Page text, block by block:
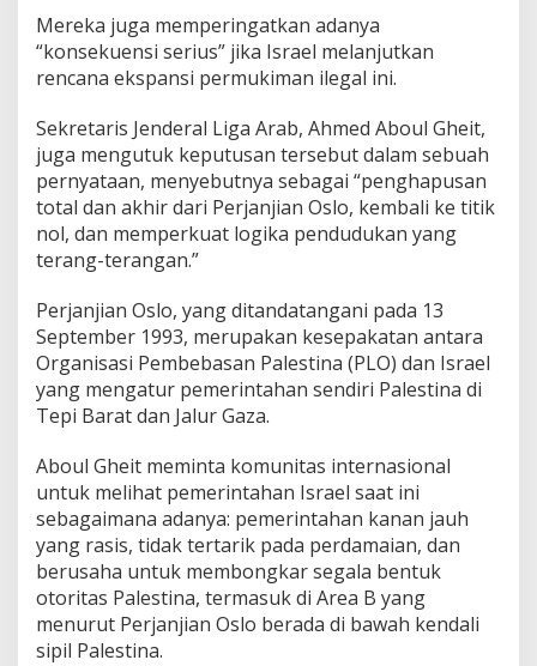
Mereka juga memperingatkan adanya
“konsekuensi serius” jika Israel melanjutkan
rencana ekspansi permukiman ilegal ini.
Sekretaris Jenderal Liga Arab, Ahmed Aboul Gheit,
juga mengutuk keputusan tersebut dalam sebuah
pernyataan, menyebutnya sebagai “penghapusan
total dan akhir dari Perjanjian Oslo, kembali ke titik
nol, dan memperkuat logika pendudukan yang
terang-terangan.”
Perjanjian Oslo, yang ditandatangani pada 13
September 1993, merupakan kesepakatan antara
Organisasi Pembebasan Palestina (PLO) dan Israel
yang mengatur pemerintahan sendiri Palestina di
Tepi Barat dan Jalur Gaza.
Aboul Gheit meminta komunitas internasional
untuk melihat pemerintahan Israel saat ini
sebagaimana adanya: pemerintahan kanan jauh
yang rasis, tidak tertarik pada perdamaian, dan
berusaha untuk membongkar segala bentuk
otoritas Palestina, termasuk di Area B yang
menurut Perjanjian Oslo berada di bawah kendali
sipil Palestina.